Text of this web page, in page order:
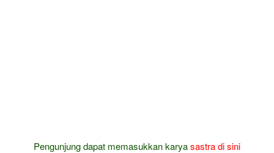
Pengunjung dapat memasukkan karyasastradi sini